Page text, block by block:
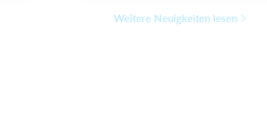
Weitere Neuigkeiten lesen